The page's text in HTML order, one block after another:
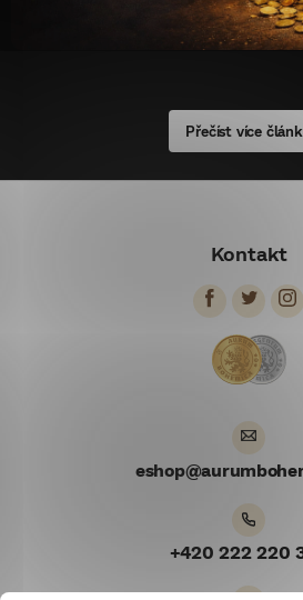
Přečíst více
Kontakt
eshop@
+420 222 220